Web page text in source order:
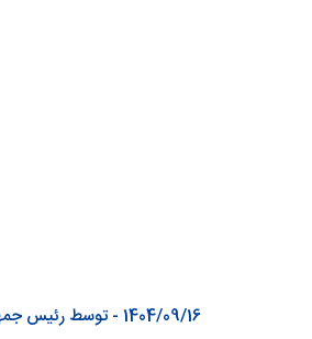
1404/09/16 - توسط رئیس جمهوری سند ملی میراث‌فرهنگی،نقشه راه صیانت از هویت تمدنی ایران ابلاغ شد